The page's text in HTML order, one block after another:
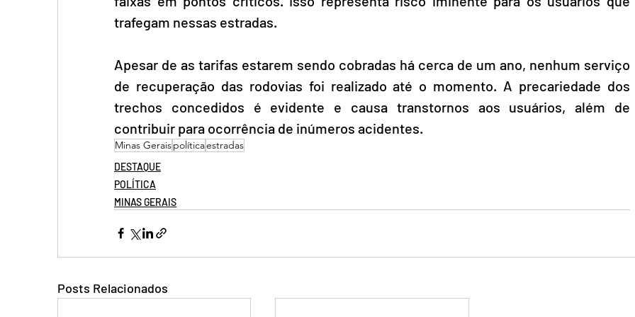
trafegam nessas estradas.
Apesar de as tarifas estarem sendo cobradas há cerca de um ano, nenhum serviço
de recuperação das rodovias foi realizado até o momento. A precariedade dos
trechos concedidos é evidente e causa transtornos aos usuários, além de
contribuir para ocorrência de inúmeros acidentes.
Minas Geraispolíticaestradas
DESTAQUE
POLÍTICA
MINAS GERAIS
Posts Relacionados